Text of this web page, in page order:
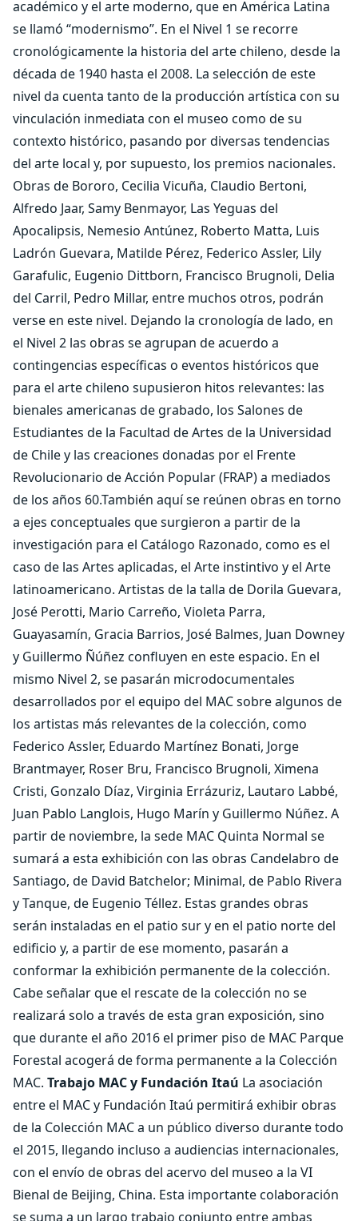
académico y el arte moderno, que en América Latina
se llamó “modernismo”. En el Nivel 1 se recorre
cronológicamente la historia del arte chileno, desde la
década de 1940 hasta el 2008. La selección de este
nivel da cuenta tanto de la producción artística con su
vinculación inmediata con el museo como de su
contexto histórico, pasando por diversas tendencias
del arte local y, por supuesto, los premios nacionales.
Obras de Bororo, Cecilia Vicuña, Claudio Bertoni,
Alfredo Jaar, Samy Benmayor, Las Yeguas del
Apocalipsis, Nemesio Antúnez, Roberto Matta, Luis
Ladrón Guevara, Matilde Pérez, Federico Assler, Lily
Garafulic, Eugenio Dittborn, Francisco Brugnoli, Delia
del Carril, Pedro Millar, entre muchos otros, podrán
verse en este nivel. Dejando la cronología de lado, en
el Nivel 2 las obras se agrupan de acuerdo a
contingencias específicas o eventos históricos que
para el arte chileno supusieron hitos relevantes: las
bienales americanas de grabado, los Salones de
Estudiantes de la Facultad de Artes de la Universidad
de Chile y las creaciones donadas por el Frente
Revolucionario de Acción Popular (FRAP) a mediados
de los años 60.También aquí se reúnen obras en torno
a ejes conceptuales que surgieron a partir de la
investigación para el Catálogo Razonado, como es el
caso de las Artes aplicadas, el Arte instintivo y el Arte
latinoamericano. Artistas de la talla de Dorila Guevara,
José Perotti, Mario Carreño, Violeta Parra,
Guayasamín, Gracia Barrios, José Balmes, Juan Downey
y Guillermo Ñúñez confluyen en este espacio. En el
mismo Nivel 2, se pasarán microdocumentales
desarrollados por el equipo del MAC sobre algunos de
los artistas más relevantes de la colección, como
Federico Assler, Eduardo Martínez Bonati, Jorge
Brantmayer, Roser Bru, Francisco Brugnoli, Ximena
Cristi, Gonzalo Díaz, Virginia Errázuriz, Lautaro Labbé,
Juan Pablo Langlois, Hugo Marín y Guillermo Núñez. A
partir de noviembre, la sede MAC Quinta Normal se
sumará a esta exhibición con las obras Candelabro de
Santiago, de David Batchelor; Minimal, de Pablo Rivera
y Tanque, de Eugenio Téllez. Estas grandes obras
serán instaladas en el patio sur y en el patio norte del
edificio y, a partir de ese momento, pasarán a
conformar la exhibición permanente de la colección.
Cabe señalar que el rescate de la colección no se
realizará solo a través de esta gran exposición, sino
que durante el año 2016 el primer piso de MAC Parque
Forestal acogerá de forma permanente a la Colección
MAC. Trabajo MAC y Fundación Itaú La asociación
entre el MAC y Fundación Itaú permitirá exhibir obras
de la Colección MAC a un público diverso durante todo
el 2015, llegando incluso a audiencias internacionales,
con el envío de obras del acervo del museo a la VI
Bienal de Beijing, China. Esta importante colaboración
se suma a un largo trabajo conjunto entre ambas